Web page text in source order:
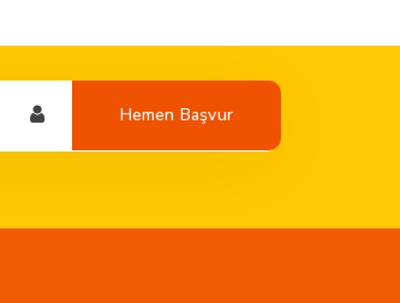
Hemen Başvur